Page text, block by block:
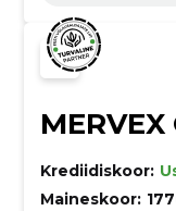
MERVEX
Krediidiskoor:
Maineskoor: